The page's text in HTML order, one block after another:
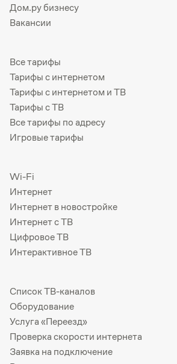
Дом.ру бизнесу
Вакансии
Все тарифы
Тарифы с интернетом
Тарифы с интернетом и ТВ
Тарифы с ТВ
Все тарифы по адресу
Игровые тарифы
Wi-Fi
Интернет
Интернет в новостройке
Интернет с ТВ
Цифровое ТВ
Интерактивное ТВ
Список ТВ-каналов
Оборудование
Услуга «Переезд»
Проверка скорости интернета
Заявка на подключение